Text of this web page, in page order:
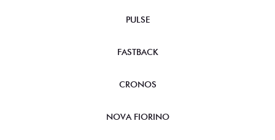
PULSE
FASTBACK
CRONOS
NOVA FIORINO